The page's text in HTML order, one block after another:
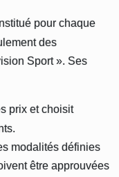
pour chaque
des
Sport ». Ses
prix et choisit
modalités définies
être approuvées